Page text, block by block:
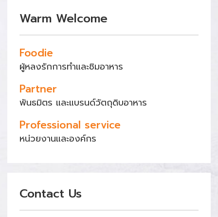
Warm Welcome
Foodie
ผู้หลงรักการทำและชิมอาหาร
Partner
พันธมิตร และแบรนด์วัตถุดิบอาหาร
Professional service
หน่วยงานและองค์กร
Contact Us